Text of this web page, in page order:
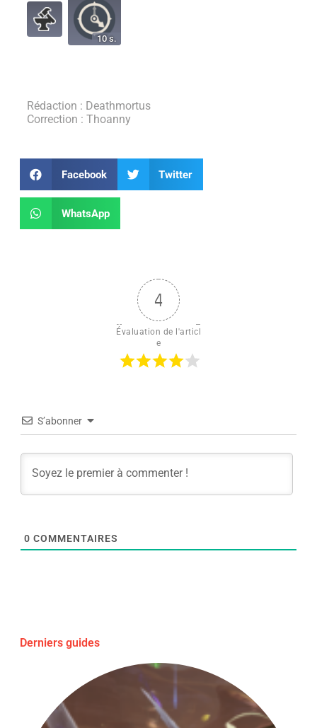
10 s.
Rédaction : Deathmortus
Correction : Thoanny
Facebook Twitter
WhatsApp
4
Évaluation de l'articl
e
S’abonner
0 COMMENTAIRES
Derniers guides